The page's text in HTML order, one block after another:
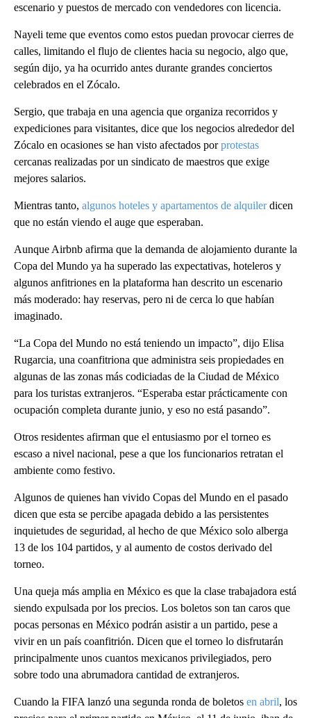
escenario y puestos de mercado con vendedores con licencia.
Nayeli teme que eventos como estos puedan provocar cierres de
calles, limitando el flujo de clientes hacia su negocio, algo que,
según dijo, ya ha ocurrido antes durante grandes conciertos
celebrados en el Zócalo.
Sergio, que trabaja en una agencia que organiza recorridos y
expediciones para visitantes, dice que los negocios alrededor del
Zócalo en ocasiones se han visto afectados porprotestas
cercanas realizadas por un sindicato de maestros que exige
mejores salarios.
Mientras tanto, algunos hoteles y apartamentos de alquilerdicen
que no están viendo el auge que esperaban.
Aunque Airbnb afirma que la demanda de alojamiento durante la
Copa del Mundo ya ha superado las expectativas, hoteleros y
algunos anfitriones en la plataforma han descrito un escenario
más moderado: hay reservas, pero ni de cerca lo que habían
imaginado.
“La Copa del Mundo no está teniendo un impacto”, dijo Elisa
Rugarcia, una coanfitriona que administra seis propiedades en
algunas de las zonas más codiciadas de la Ciudad de México
para los turistas extranjeros. “Esperaba estar prácticamente con
ocupación completa durante junio, y eso no está pasando”.
Otros residentes afirman que el entusiasmo por el torneo es
escaso a nivel nacional, pese a que los funcionarios retratan el
ambiente como festivo.
Algunos de quienes han vivido Copas del Mundo en el pasado
dicen que esta se percibe apagada debido a las persistentes
inquietudes de seguridad, al hecho de que México solo alberga
13 de los 104 partidos, y al aumento de costos derivado del
torneo.
Una queja más amplia en México es que la clase trabajadora está
siendo expulsada por los precios. Los boletos son tan caros que
pocas personas en México podrán asistir a un partido, pese a
vivir en un país coanfitrión. Dicen que el torneo lo disfrutarán
principalmente unos cuantos mexicanos privilegiados, pero
sobre todo una abrumadora cantidad de extranjeros.
Cuando la FIFA lanzó una segunda ronda de boletos en abril, los